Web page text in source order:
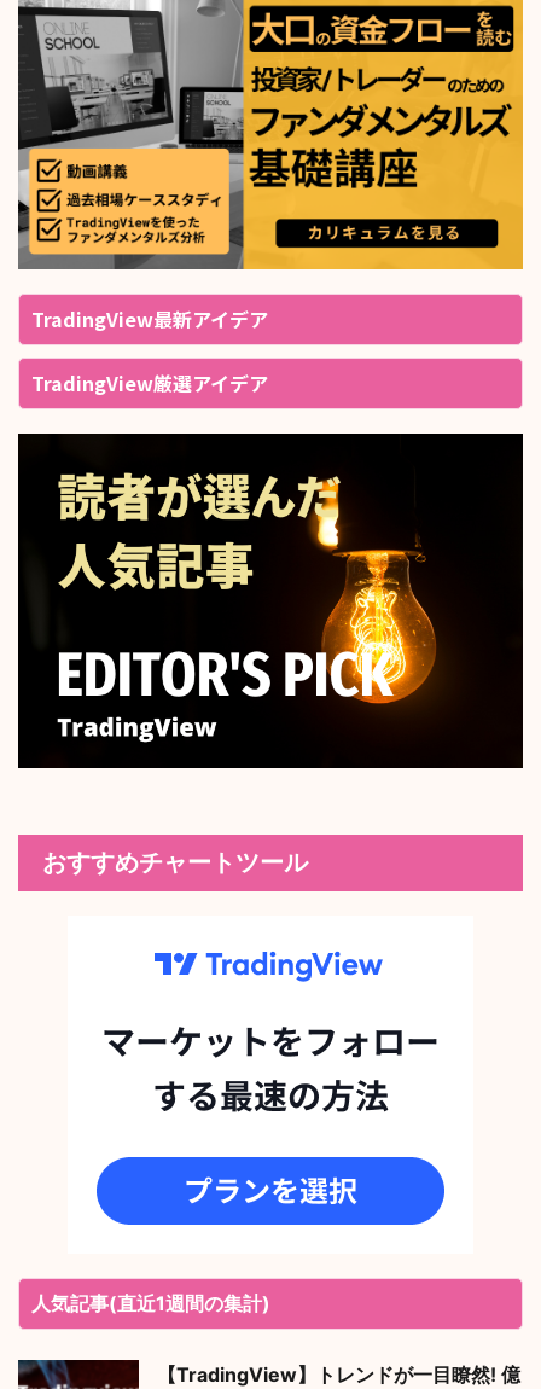
TradingView最新アイデア
TradingView厳選アイデア
おすすめチャートツール
人気記事(直近1週間の集計)
【TradingView】トレンドが一目瞭然! 億